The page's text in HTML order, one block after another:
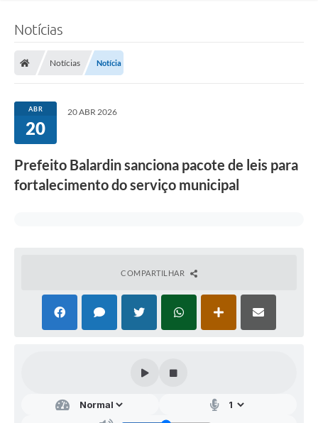
Conselhos Municipais
Serviços on-line
Turismo
A Nossa Cidade
Arquivos para Download
Notícias
Notícias Notícia
ABR
20
20 ABR 2026
Prefeito Balardin sanciona pacote de leis para
fortalecimento do serviço municipal
COMPARTILHAR